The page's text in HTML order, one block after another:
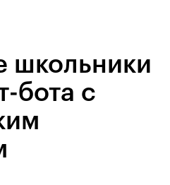
школьники
бота с